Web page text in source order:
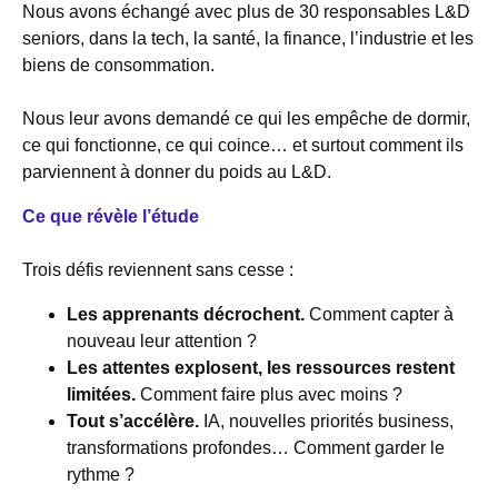
Nous avons échangé avec plus de 30 responsables L&D
seniors, dans la tech, la santé, la finance, l’industrie et les
biens de consommation.
Nous leur avons demandé ce qui les empêche de dormir,
ce qui fonctionne, ce qui coince… et surtout comment ils
parviennent à donner du poids au L&D.
Ce que révèle l’étude
Trois défis reviennent sans cesse :
Les apprenants décrochent. Comment capter à
nouveau leur attention ?
Les attentes explosent, les ressources restent
limitées. Comment faire plus avec moins ?
Tout s’accélère. IA, nouvelles priorités business,
transformations profondes… Comment garder le
rythme ?